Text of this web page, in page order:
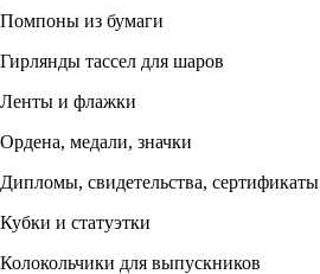
Помпоны из бумаги
Гирлянды тассел для шаров
Ленты и флажки
Ордена, медали, значки
Дипломы, свидетельства, сертификаты
Кубки и статуэтки
Колокольчики для выпускников